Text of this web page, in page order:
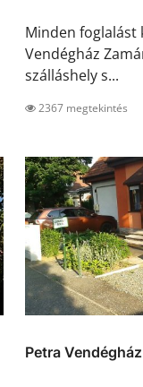
Minden foglalást
Vendégház
szálláshely s...
2367 megtekintés
Petra